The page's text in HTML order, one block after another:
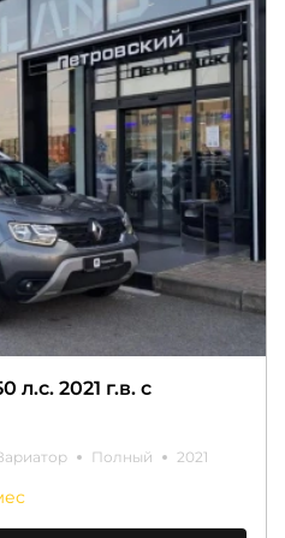
л.с. 2021 г.в. с
Полный 2021